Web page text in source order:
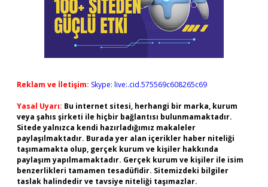
Reklam ve İletişim: Skype: live:.cid.575569c608265c69
Yasal Uyarı: Bu internet sitesi, herhangi bir marka, kurum
veya şahıs şirketi ile hiçbir bağlantısı bulunmamaktadır.
Sitede yalnızca kendi hazırladığımız makaleler
paylaşılmaktadır. Burada yer alan içerikler haber niteliği
taşımamakta olup, gerçek kurum ve kişiler hakkında
paylaşım yapılmamaktadır. Gerçek kurum ve kişiler ile isim
benzerlikleri tamamen tesadüfidir. Sitemizdeki bilgiler
taslak halindedir ve tavsiye niteliği taşımazlar.